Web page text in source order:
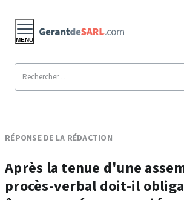
MENU
RÉPONSE DE LA RÉDACTION
Après la tenue d'une
procès-verbal doit-il